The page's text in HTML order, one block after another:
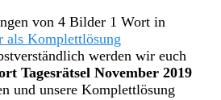
von 4 Bilder 1 Wort in
als Komplettlösung
werden wir euch
Tagesrätsel November 2019
und unsere Komplettlösung